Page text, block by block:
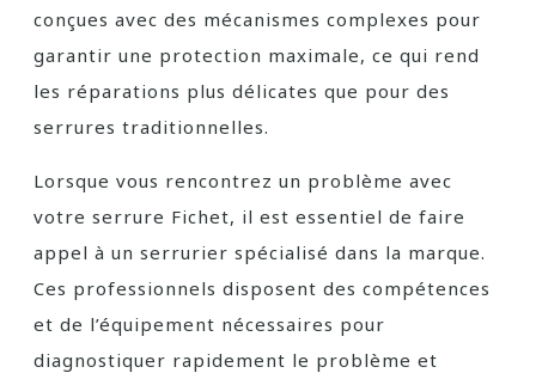
conçues avec des mécanismes complexes pour
garantir une protection maximale, ce qui rend
les réparations plus délicates que pour des
serrures traditionnelles.
Lorsque vous rencontrez un problème avec
votre serrure Fichet, il est essentiel de faire
appel à un serrurier spécialisé dans la marque.
Ces professionnels disposent des compétences
et de l’équipement nécessaires pour
diagnostiquer rapidement le problème et